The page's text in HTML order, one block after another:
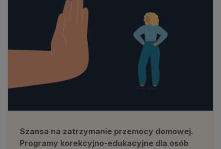
Szansa na zatrzymanie przemocy domowej.
Programy korekcyjno-edukacyjne dla osób